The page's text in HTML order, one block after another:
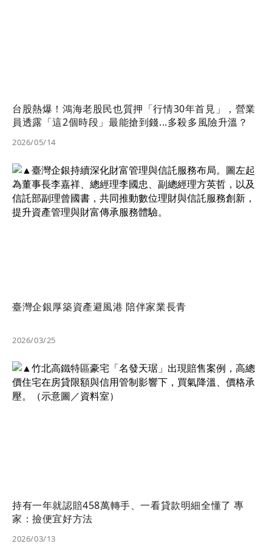
台股熱爆！鴻海老股民也質押「行情30年首見」，營業
員透露「這2個時段」最能搶到錢...多殺多風險升溫？
2026/05/14
臺灣企銀厚築資產避風港 陪伴家業長青
2026/03/25
持有一年就認賠458萬轉手、一看貸款明細全懂了 專
家：撿便宜好方法
2026/03/13